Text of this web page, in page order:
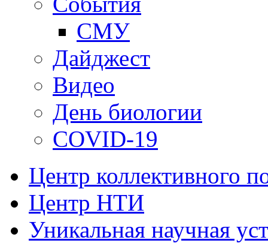
СМУ
Дайджест
Видео
День биологии
COVID-19
Центр коллективного
Центр НТИ
Уникальная научная